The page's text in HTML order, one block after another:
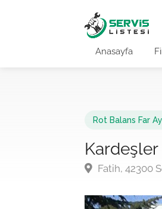
Anasayfa
Rot Balans Far
Fatih, 42300